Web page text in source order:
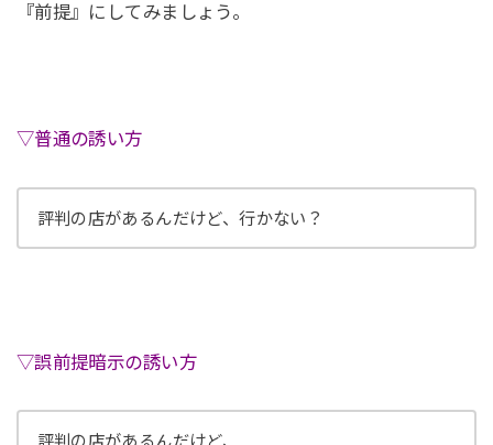
『前提』にしてみましょう。
▽普通の誘い方
評判の店があるんだけど、行かない？
▽誤前提暗示の誘い方
評判の店があるんだけど、